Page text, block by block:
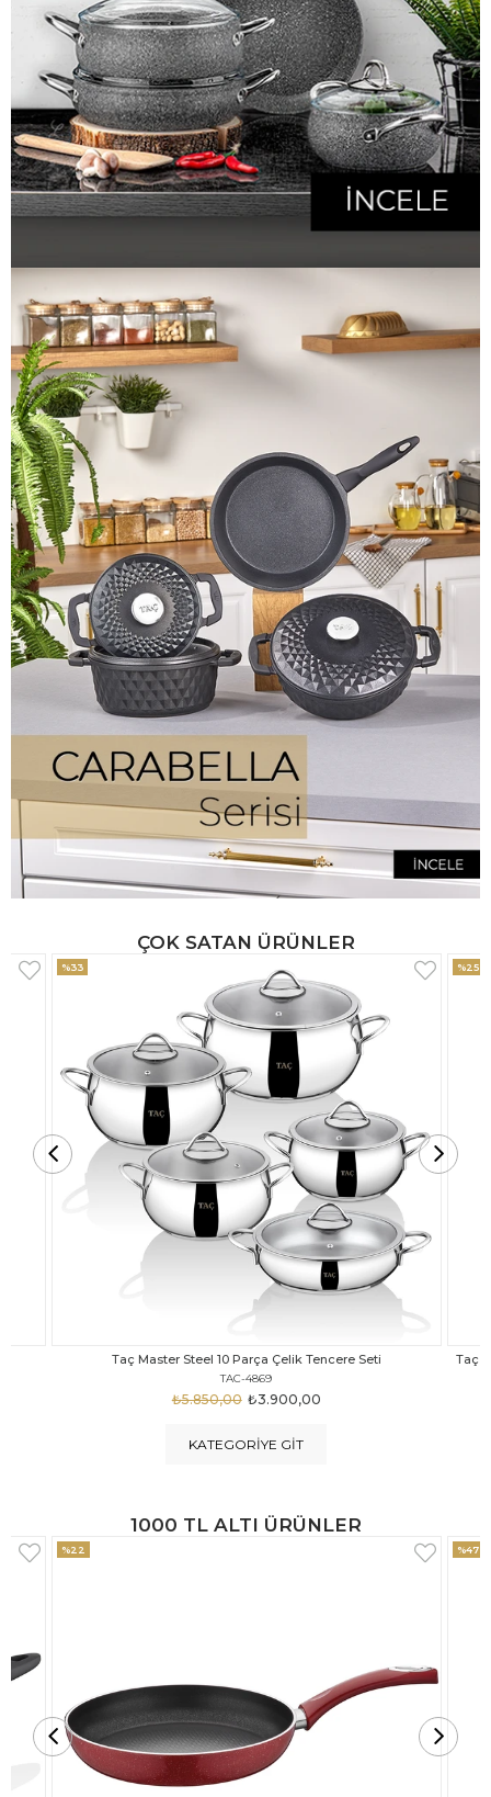
ÇOK SATAN ÜRÜNLER
Taç Carabella Döküm Cam Kapak 7 Parça Tencere Seti Siyah
TAC-3817
₺3.250,00
₺4.350,00
%25 %33
KATEGORIYE GIT
1000 TL ALTI ÜRÜNLER
%47 %18